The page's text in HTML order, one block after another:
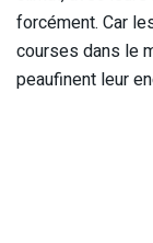
forcément. Car
courses dans le
peaufinent leur